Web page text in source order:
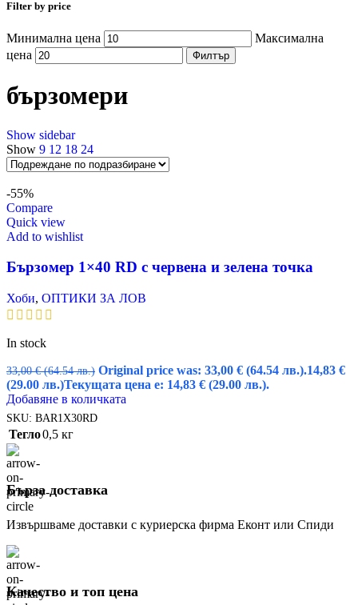
Filter by price
Минимална цена
Максимална
цена
Филтър
бързомери
Show sidebar
Show 9 12 18 24
-55%
Compare
Quick view
Add to wishlist
Бързомер 1×40 RD с червена и зелена точка
Хоби, ОПТИКИ ЗА ЛОВ
In stock
33,00€ (64.54 лв.) Original price was: 33,00 € (64.54 лв.).14,83 €
(29.00 лв.)Текущата цена е: 14,83 € (29.00 лв.).
Добавяне в количката
SKU: BAR1X30RD
Тегло0,5 кг
Бърза доставка
Извършваме доставки с куриерска фирма Еконт или Спиди
Качество и топ цена